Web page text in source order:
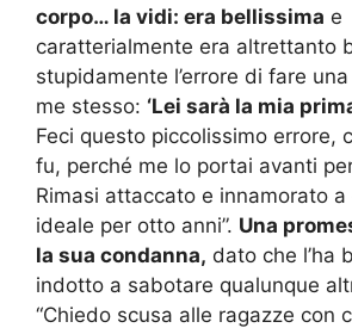
corpo… la vidi: era bellissima e
caratterialmente era altrettanto
stupidamente l’errore di fare
me stesso: ‘Lei sarà la mia
Feci questo piccolissimo errore,
fu, perché me lo portai avanti
Rimasi attaccato e innamorato
ideale per otto anni”. Una
la sua condanna, dato che l’ha
indotto a sabotare qualunque
“Chiedo scusa alle ragazze con